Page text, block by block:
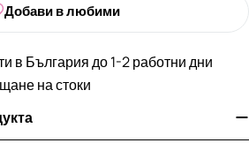
Добави в любими
в България до 1-2 работни дни
на стоки